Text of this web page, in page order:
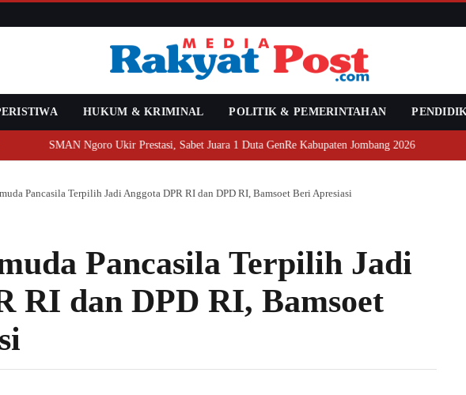
Cari HUKUM & KRIMINAL POLITIK & PEMERINTAHAN
Ngoro Ukir Prestasi, Sabet Juara 1 Duta GenRe Kabupaten Jombang 2026
Pancasila Terpilih Jadi Anggota DPR RI dan DPD RI, Bamsoet Beri Apresiasi
Pancasila Terpilih Jadi
RI dan DPD RI, Bamsoet